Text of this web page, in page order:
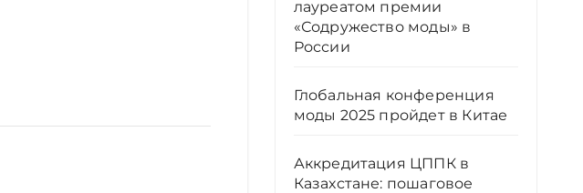
лауреатом премии
«Содружество моды» в
России
Глобальная конференция
моды 2025 пройдет в Китае
Аккредитация ЦППК в
Казахстане: пошаговое